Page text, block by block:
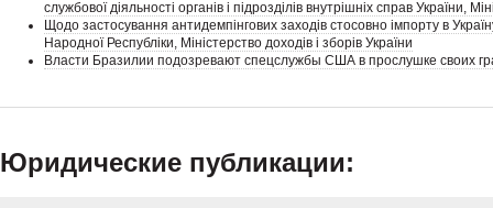
службової діяльності органів і підрозділів внутрішніх справ України,
Щодо застосування антидемпінгових заходів стосовно імпорту в
Народної Республіки, Міністерство доходів і зборів України
Власти Бразилии подозревают спецслужбы США в прослушке своих
Юридические публикации: